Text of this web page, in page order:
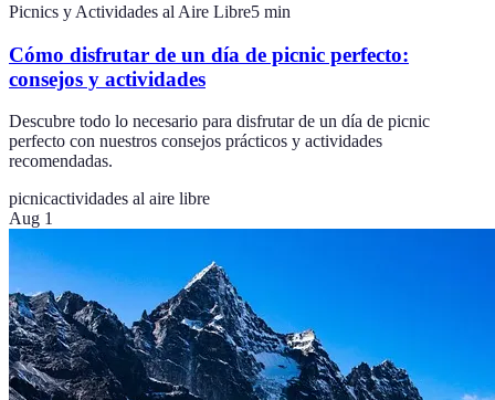
Picnics y Actividades al Aire Libre5 min
Cómo disfrutar de un día de picnic perfecto:
consejos y actividades
Descubre todo lo necesario para disfrutar de un día de picnic
perfecto con nuestros consejos prácticos y actividades
recomendadas.
picnicactividades al aire libre
Aug 1